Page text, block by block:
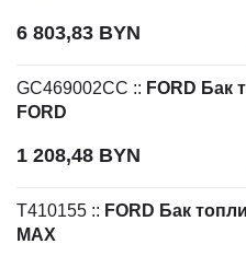
6 803,83 BYN
GC469002CC :: FORD Бак
FORD
1 208,48 BYN
T410155 :: FORD Бак
MAX